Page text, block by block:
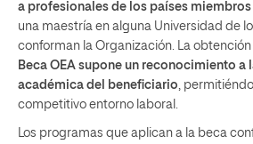
a profesionales de los países miembros
una maestría en alguna Universidad de
conforman la Organización. La
Beca OEA supone un reconocimiento a
académica del beneficiario,
competitivo entorno laboral.
Los programas que aplican a la beca